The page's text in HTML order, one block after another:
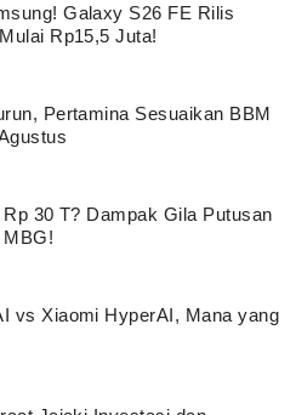
Galaxy S26 FE Rilis
Rp15,5 Juta!
Pertamina Sesuaikan BBM
30 T? Dampak Gila Putusan
vs Xiaomi HyperAI, Mana yang